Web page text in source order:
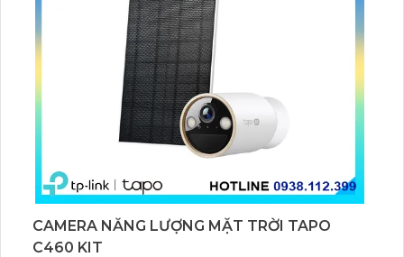
CAMERA NĂNG LƯỢNG MẶT TRỜI TAPO
C460 KIT